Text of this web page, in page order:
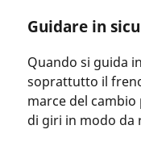
Guidare in
Quando si guida
soprattutto il
marce del
di giri in modo da